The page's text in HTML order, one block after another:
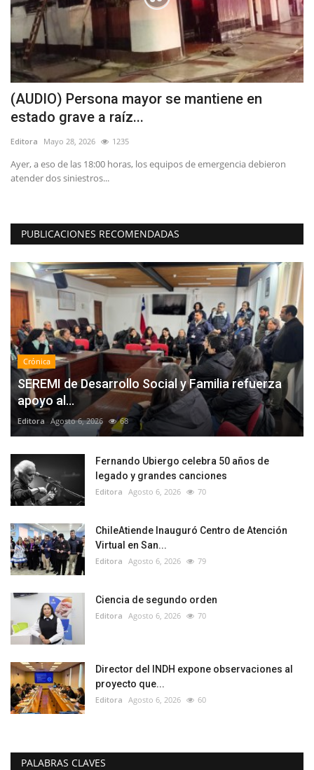
(AUDIO) Persona mayor se mantiene en
estado grave a raíz...
Editora Mayo 28, 2026 1235
Ayer, a eso de las 18:00 horas, los equipos de emergencia debieron
atender dos siniestros...
PUBLICACIONES RECOMENDADAS
Crónica
SEREMI de Desarrollo Social y Familia refuerza
apoyo al...
Editora Agosto 6, 2026 68
Fernando Ubiergo celebra 50 años de
legado y grandes canciones
Editora Agosto 6, 2026 70
ChileAtiende Inauguró Centro de Atención
Virtual en San...
Editora Agosto 6, 2026 79
Ciencia de segundo orden
Editora Agosto 6, 2026 70
Director del INDH expone observaciones al
proyecto que...
Editora Agosto 6, 2026 60
PALABRAS CLAVES